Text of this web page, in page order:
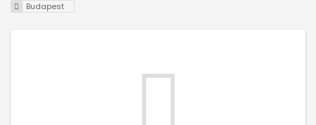
Budapest